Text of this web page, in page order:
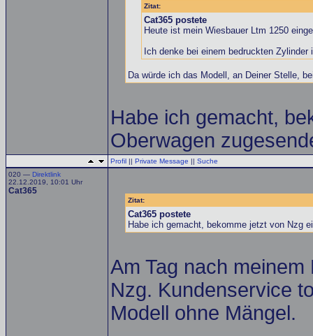
Zitat:
Cat365 postete
Heute ist mein Wiesbauer Ltm 1250
Ich denke bei einem bedruckten
Da würde ich das Modell, an Deiner Stelle,
Habe ich gemacht,
Oberwagen
Profil || Private Message || Suche
020 — Direktlink
22.12.2019, 10:01 Uhr
Cat365
Zitat:
Cat365 postete
Habe ich gemacht, bekomme jetzt von Nzg
Am Tag nach
Nzg. Kundenservice
Modell ohne Mängel.